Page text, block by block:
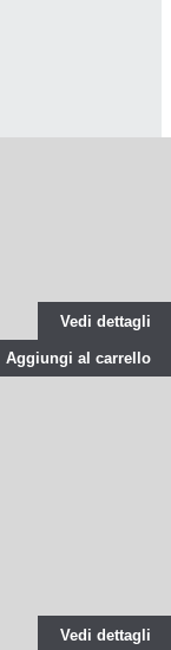
Vedi dettagli
Aggiungi al carrello
Vedi dettagli